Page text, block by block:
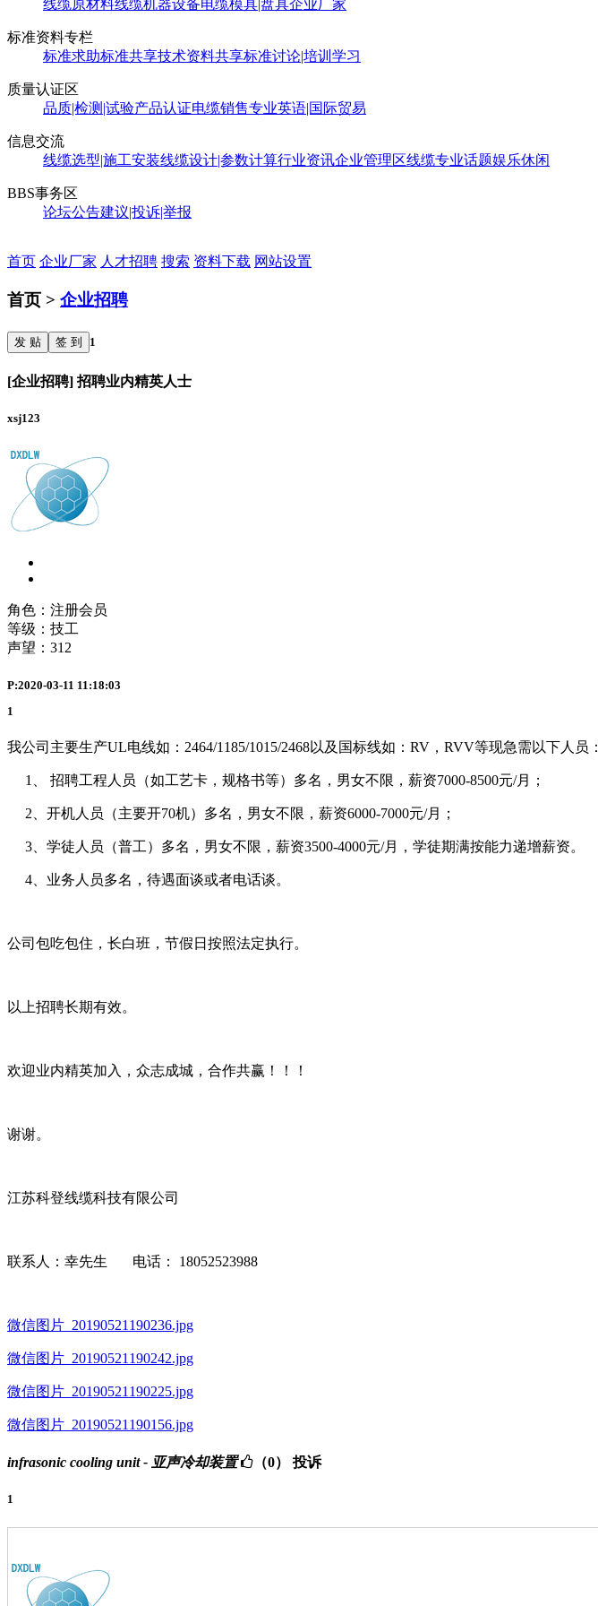
线缆原材料线缆机器设备电缆模具|盘具企业厂家
标准资料专栏
标准求助标准共享技术资料共享标准讨论|培训学习
质量认证区
品质|检测|试验产品认证电缆销售专业英语|国际贸易
信息交流
线缆选型|施工安装线缆设计|参数计算行业资讯企业管理区线缆专业话题娱乐休闲
BBS事务区
论坛公告建议|投诉|举报
首页 企业厂家 人才招聘 搜索 资料下载 网站设置
首页 > 企业招聘
发 贴 签 到 1
[企业招聘] 招聘业内精英人士
xsj123
角色：注册会员
等级：技工
声望： 312
P:2020-03-11 11:18:03
1
我公司主要生产UL电线如：2464/1185/1015/2468以及国标线如：RV，RVV等现急需以下人员：
1、 招聘工程人员（如工艺卡，规格书等）多名，男女不限，薪资7000-8500元/月；
2、开机人员（主要开70机）多名，男女不限，薪资6000-7000元/月；
3、学徒人员（普工）多名，男女不限，薪资3500-4000元/月，学徒期满按能力递增薪资。
4、业务人员多名，待遇面谈或者电话谈。
公司包吃包住，长白班，节假日按照法定执行。
以上招聘长期有效。
欢迎业内精英加入，众志成城，合作共赢！！！
谢谢。
江苏科登线缆科技有限公司
联系人：幸先生 电话： 18052523988
微信图片_20190521190236.jpg
微信图片_20190521190242.jpg
微信图片_20190521190225.jpg
微信图片_20190521190156.jpg
infrasonic cooling unit - 亚声冷却装置 （0） 投诉
1